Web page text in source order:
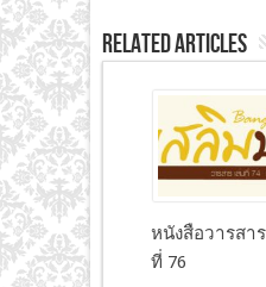
Related Articles
หนังสือวารสา
ที่ 76